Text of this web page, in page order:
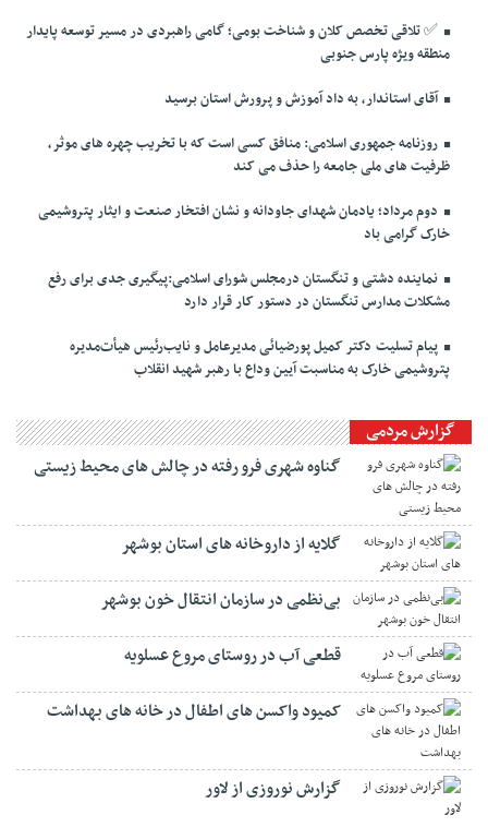
✅️ تلاقی تخصص کلان و شناخت بومی؛ گامی راهبردی در مسیر توسعه پایدار
منطقه ویژه پارس جنوبی
آقای استاندار، به داد آموزش و پرورش استان برسید
روزنامه جمهوری اسلامی: منافق کسی است که با تخریب چهره های موثر،
ظرفیت های ملی جامعه را حذف می کند
دوم مرداد؛ یادمان شهدای جاودانه و نشان افتخار صنعت و ایثار پتروشیمی
خارک گرامی باد
نماینده دشتی و تنگستان درمجلس شورای اسلامی:پیگیری جدی برای رفع
مشکلات مدارس تنگستان در دستور کار قرار دارد
پیام تسلیت دکتر کمیل پورضیائی مدیرعامل و نایب‌رئیس هیأت‌مدیره
پتروشیمی خارک به مناسبت آیین وداع با رهبر شهید انقلاب
گزارش مردمی
گناوه شهری فرو رفته در چالش های محیط زیستی
گلایه از داروخانه های استان بوشهر
بی‌نظمی در سازمان انتقال خون بوشهر
قطعی آب در روستای مروع عسلویه
کمیود واکسن های اطفال در خانه های بهداشت
گزارش نوروزی از لاور